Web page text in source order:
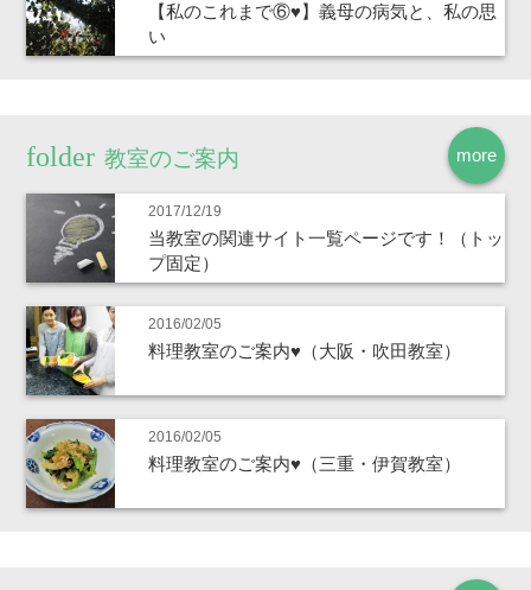
【私のこれまで⑥♥】義母の病気と、私の思
い
more
教室のご案内
2017/12/19
当教室の関連サイト一覧ページです！（トッ
プ固定）
2016/02/05
料理教室のご案内♥（大阪・吹田教室）
2016/02/05
料理教室のご案内♥（三重・伊賀教室）